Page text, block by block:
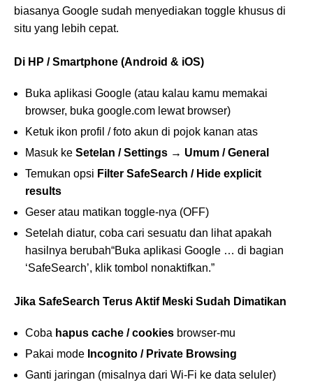
biasanya Google sudah menyediakan toggle khusus di
situ yang lebih cepat.
Di HP / Smartphone (Android & iOS)
Buka aplikasi Google (atau kalau kamu memakai
browser, buka google.com lewat browser)
Ketuk ikon profil / foto akun di pojok kanan atas
Masuk ke Setelan / Settings → Umum / General
Temukan opsi Filter SafeSearch / Hide explicit
results
Geser atau matikan toggle-nya (OFF)
Setelah diatur, coba cari sesuatu dan lihat apakah
hasilnya berubah“Buka aplikasi Google … di bagian
‘SafeSearch’, klik tombol nonaktifkan.”
Jika SafeSearch Terus Aktif Meski Sudah Dimatikan
Coba hapus cache / cookies browser-mu
Pakai mode Incognito / Private Browsing
Ganti jaringan (misalnya dari Wi-Fi ke data seluler)